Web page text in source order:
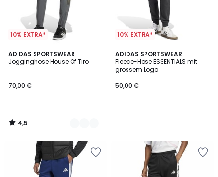
10% EXTRA*
ADIDAS SPORTSWEAR
Jogginghose House Of Tiro
70,00 €
4,5
/ 5
2
Farben
4,5
/
10% EXTRA*
ADIDAS SPORTSWEAR
Fleece-Hose ESSENTIALS mit
grossem Logo
50,00 €